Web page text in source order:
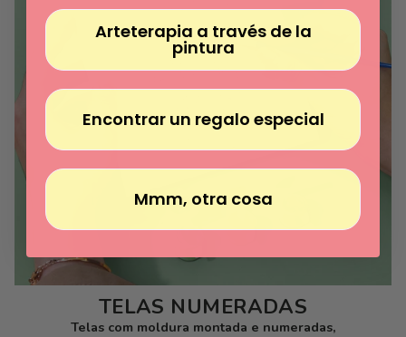
TELAS NUMERADAS
Telas com moldura montada e numeradas,
Arteterapia a través de la
pintura
Encontrar un regalo especial
Mmm, otra cosa